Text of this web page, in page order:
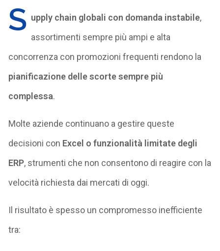
S upply chain globali con domanda instabile,
assortimenti sempre più ampi e alta
concorrenza con promozioni frequenti rendono la
pianificazione delle scorte sempre più
complessa.
Molte aziende continuano a gestire queste
decisioni con Excel o funzionalità limitate degli
ERP, strumenti che non consentono di reagire con la
velocità richiesta dai mercati di oggi.
Il risultato è spesso un compromesso inefficiente
tra: